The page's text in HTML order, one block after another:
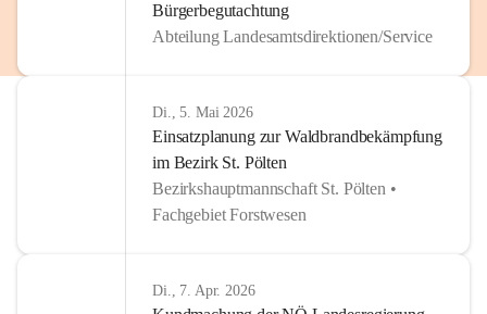
Bürgerbegutachtung
Abteilung Landesamtsdirektionen/Service
Di., 5. Mai 2026
Einsatzplanung zur Waldbrandbekämpfung
im Bezirk St. Pölten
Bezirkshauptmannschaft St. Pölten •
Fachgebiet Forstwesen
Di., 7. Apr. 2026